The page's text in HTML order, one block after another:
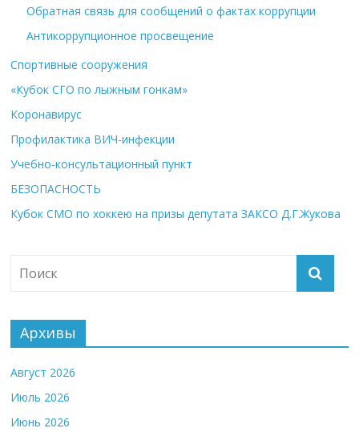
Обратная связь для сообщений о фактах коррупции
Антикоррупционное просвещение
Спортивные сооружения
«Кубок СГО по лыжным гонкам»
Коронавирус
Профилактика ВИЧ-инфекции
Учебно-консультационный пункт
БЕЗОПАСНОСТЬ
Кубок СМО по хоккею на призы депутата ЗАКСО Д.Г.Жукова
Архивы
Август 2026
Июль 2026
Июнь 2026